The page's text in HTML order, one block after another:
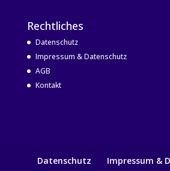
Rechtliches
Datenschutz
Impressum & Datenschutz
AGB
Kontakt
Datenschutz
Impressum &